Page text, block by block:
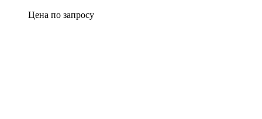
Цена по запросу